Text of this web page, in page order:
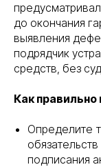
до окончания
выявления
подрядчик
средств, без
Как
Определите
подписания